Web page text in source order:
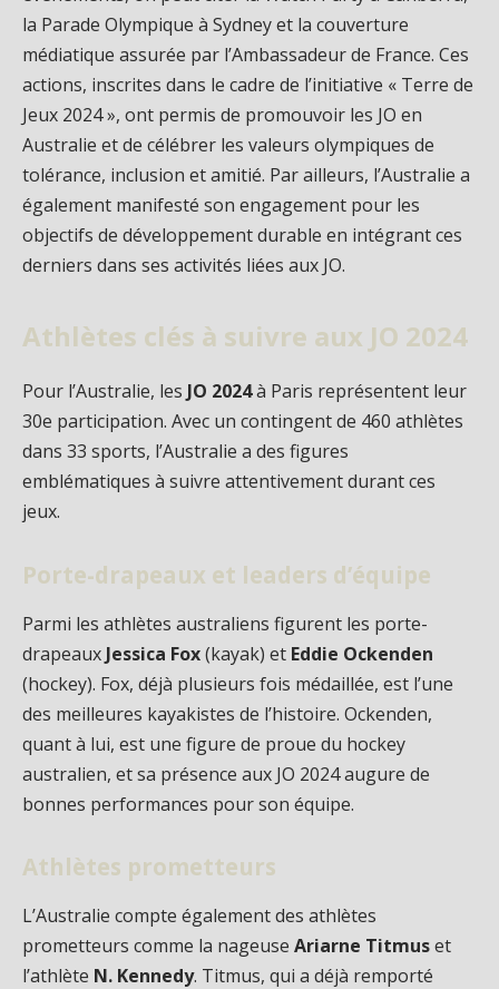
la Parade Olympique à Sydney et la couverture
médiatique assurée par l’Ambassadeur de France. Ces
actions, inscrites dans le cadre de l’initiative « Terre de
Jeux 2024 », ont permis de promouvoir les JO en
Australie et de célébrer les valeurs olympiques de
tolérance, inclusion et amitié. Par ailleurs, l’Australie a
également manifesté son engagement pour les
objectifs de développement durable en intégrant ces
derniers dans ses activités liées aux JO.
Athlètes clés à suivre aux JO 2024
Pour l’Australie, les JO 2024à Paris représentent leur
30e participation. Avec un contingent de 460 athlètes
dans 33 sports, l’Australie a des figures
emblématiques à suivre attentivement durant ces
jeux.
Porte-drapeaux et leaders d’équipe
Parmi les athlètes australiens figurent les porte-
drapeaux Jessica Fox(kayak) et Eddie Ockenden
(hockey). Fox, déjà plusieurs fois médaillée, est l’une
des meilleures kayakistes de l’histoire. Ockenden,
quant à lui, est une figure de proue du hockey
australien, et sa présence aux JO 2024 augure de
bonnes performances pour son équipe.
Athlètes prometteurs
L’Australie compte également des athlètes
prometteurs comme la nageuse Ariarne Titmuset
l’athlète N. Kennedy. Titmus, qui a déjà remporté